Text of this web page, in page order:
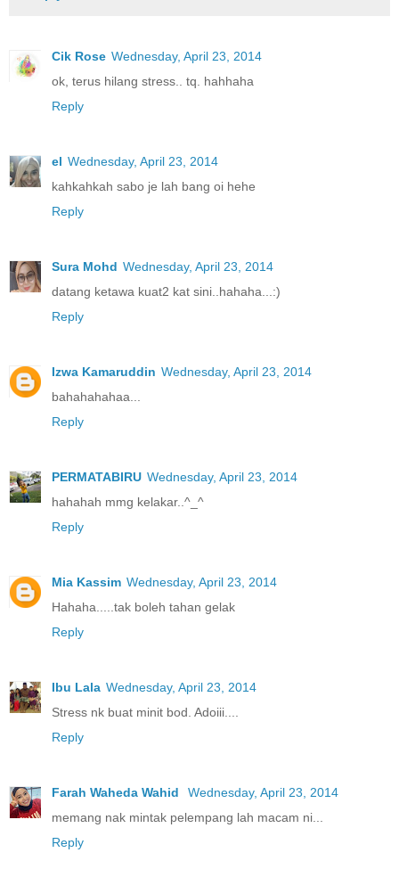
Cik Rose Wednesday, April 23, 2014
ok, terus hilang stress.. tq. hahhaha
Reply
el Wednesday, April 23, 2014
kahkahkah sabo je lah bang oi hehe
Reply
Sura Mohd Wednesday, April 23, 2014
datang ketawa kuat2 kat sini..hahaha...:)
Reply
Izwa Kamaruddin Wednesday, April 23, 2014
bahahahahaa...
Reply
PERMATABIRU Wednesday, April 23, 2014
hahahah mmg kelakar..^_^
Reply
Mia Kassim Wednesday, April 23, 2014
Hahaha.....tak boleh tahan gelak
Reply
Ibu Lala Wednesday, April 23, 2014
Stress nk buat minit bod. Adoiii....
Reply
Farah Waheda Wahid
Wednesday, April 23, 2014
memang nak mintak pelempang lah macam ni...
Reply